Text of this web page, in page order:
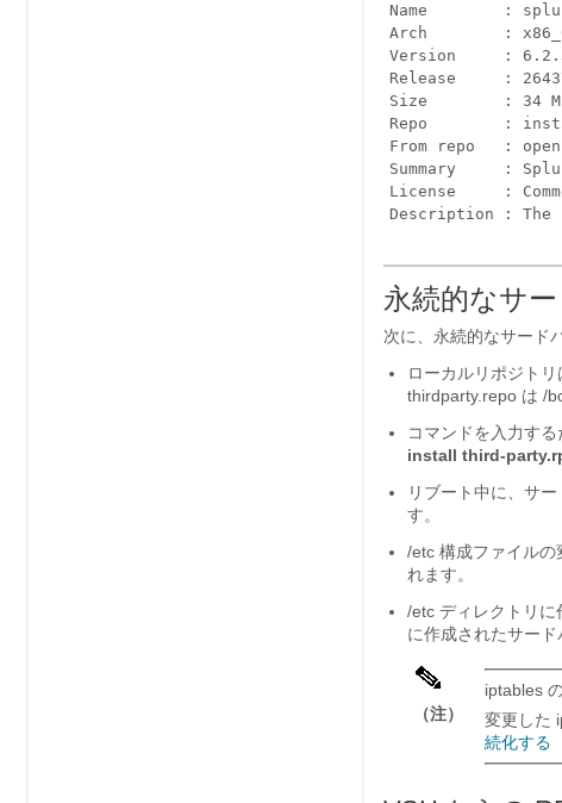
Name        :
Arch        :
Version     :
Release     :
Size        : 34 M
Repo        :
From repo   :
Summary     :
License     :
Description : The
永続的なサ
次に、永続的なサード
ローカルリポジト
thirdparty.repo は /
コマンドを入力す
install third-
リブート中に、サ
す。
/etc 構成ファイル
れます。
/etc ディレクトリに
に作成されたサー
（注）
iptables
変更した
続化する